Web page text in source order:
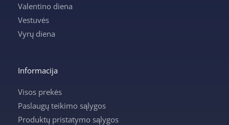
Valentino diena
Vestuvės
Vyrų diena
Informacija
Visos prekės
Paslaugų teikimo sąlygos
Produktų pristatymo sąlygos